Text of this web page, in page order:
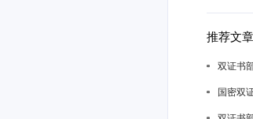
推荐文章
双证书
国密双